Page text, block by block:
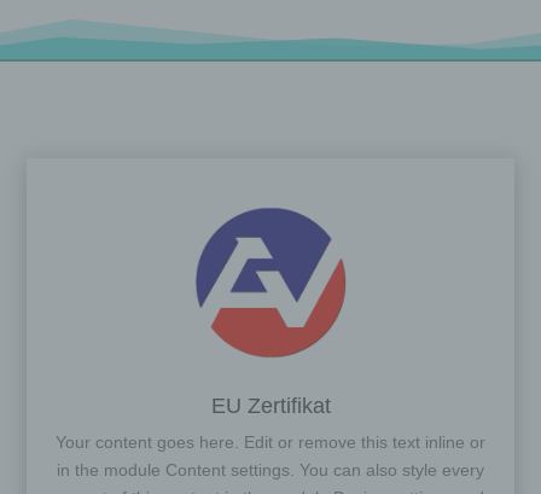
EU Zertifikat
Your content goes here. Edit or remove this text inline or
in the module Content settings. You can also style every